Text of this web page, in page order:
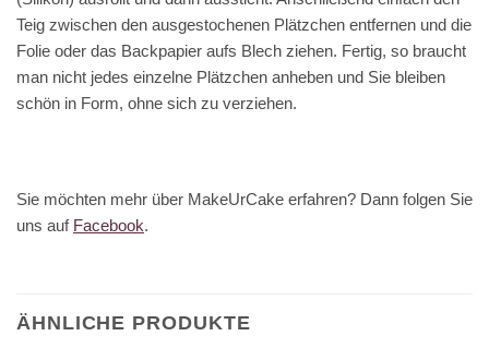
Teig zwischen den ausgestochenen Plätzchen entfernen und die
Folie oder das Backpapier aufs Blech ziehen. Fertig, so braucht
man nicht jedes einzelne Plätzchen anheben und Sie bleiben
schön in Form, ohne sich zu verziehen.
Sie möchten mehr über MakeUrCake erfahren? Dann folgen Sie
uns auf Facebook.
ÄHNLICHE PRODUKTE